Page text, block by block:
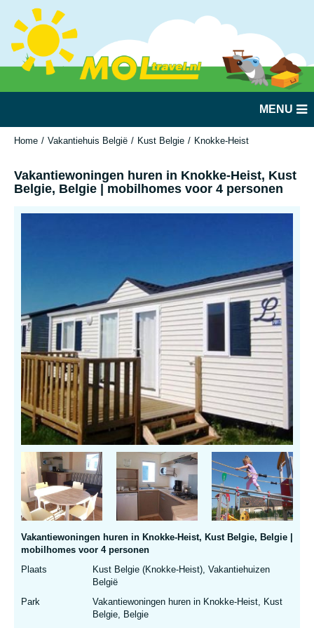
MENU
Home Vakantiehuis België Kust Belgie Knokke-Heist
Vakantiewoningen huren in Knokke-Heist, Kust
Belgie, Belgie | mobilhomes voor 4 personen
Vakantiewoningen huren in Knokke-Heist, Kust Belgie, Belgie |
mobilhomes voor 4 personen
Plaats
Kust Belgie (Knokke-Heist), Vakantiehuizen
België
Park
Vakantiewoningen huren in Knokke-Heist, Kust
Belgie, Belgie